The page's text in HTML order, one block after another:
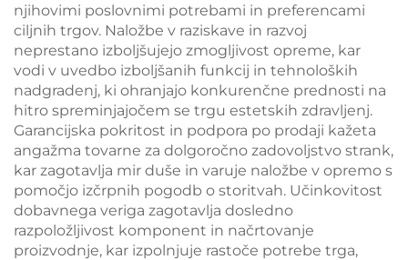
njihovimi poslovnimi potrebami in preferencami
ciljnih trgov. Naložbe v raziskave in razvoj
neprestano izboljšujejo zmogljivost opreme, kar
vodi v uvedbo izboljšanih funkcij in tehnoloških
nadgradenj, ki ohranjajo konkurenčne prednosti na
hitro spreminjajočem se trgu estetskih zdravljenj.
Garancijska pokritost in podpora po prodaji kažeta
angažma tovarne za dolgoročno zadovoljstvo strank,
kar zagotavlja mir duše in varuje naložbe v opremo s
pomočjo izčrpnih pogodb o storitvah. Učinkovitost
dobavnega veriga zagotavlja dosledno
razpoložljivost komponent in načrtovanje
proizvodnje, kar izpolnjuje rastoče potrebe trga,